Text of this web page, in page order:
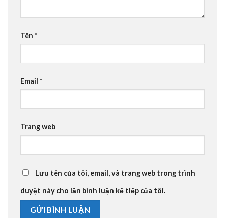
Tên *
Email *
Trang web
Lưu tên của tôi, email, và trang web trong trình
duyệt này cho lần bình luận kế tiếp của tôi.